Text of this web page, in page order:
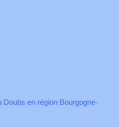
en région Bourgogne-